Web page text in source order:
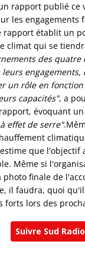
rapport publié ce
les engagements
rapport établit un
climat qui se
des
engagements,
un rôle en
capacités", a
évoquant un
effet de serre"
que l'objectif
Même si
photo finale de
il faudra, quoi
forts lors des
Suivre Sud Radio